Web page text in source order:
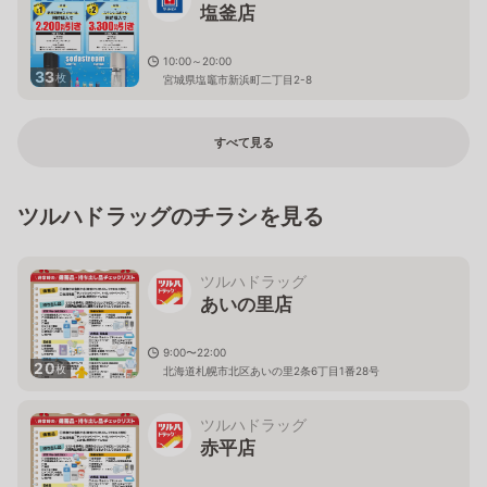
33枚
塩釜店
10:00～20:00
宮城県塩竈市新浜町二丁目2-8
すべて見る
ツルハドラッグのチラシを見る
20枚
ツルハドラッグ
あいの里店
9:00〜22:00
北海道札幌市北区あいの里2条6丁目1番28号
ツルハドラッグ
赤平店